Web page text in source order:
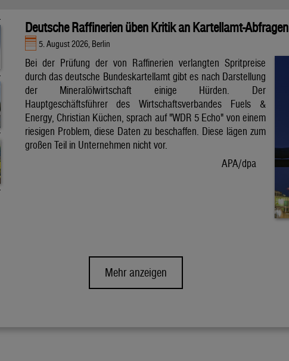
Deutsche Raffinerien üben Kritik an Kartellamt-Abfragen
5. August 2026, Berlin
Bei der Prüfung der von Raffinerien verlangten Spritpreise
durch das deutsche Bundeskartellamt gibt es nach Darstellung
der Mineralölwirtschaft einige Hürden. Der
Hauptgeschäftsführer des Wirtschaftsverbandes Fuels &
Energy, Christian Küchen, sprach auf "WDR 5 Echo" von einem
riesigen Problem, diese Daten zu beschaffen. Diese lägen zum
großen Teil in Unternehmen nicht vor.
APA/dpa
Mehr anzeigen